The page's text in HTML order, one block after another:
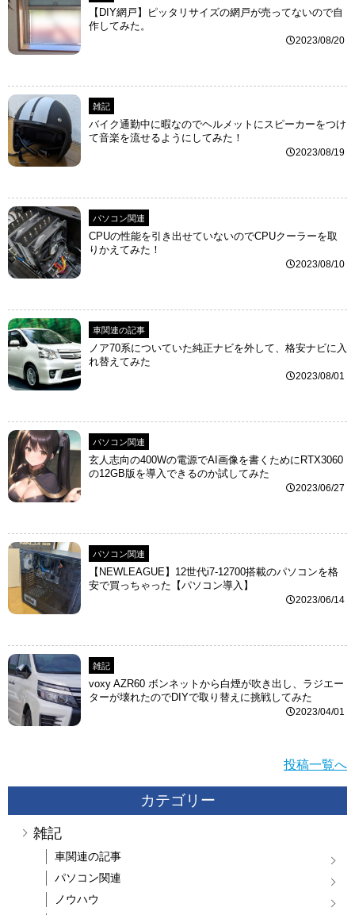
【DIY網戸】ピッタリサイズの網戸が売ってないので自
作してみた。
2023/08/20
雑記
バイク通勤中に暇なのでヘルメットにスピーカーをつけ
て音楽を流せるようにしてみた！
2023/08/19
パソコン関連
CPUの性能を引き出せていないのでCPUクーラーを取
りかえてみた！
2023/08/10
車関連の記事
ノア70系についていた純正ナビを外して、格安ナビに入
れ替えてみた
2023/08/01
パソコン関連
玄人志向の400Wの電源でAI画像を書くためにRTX3060
の12GB版を導入できるのか試してみた
2023/06/27
パソコン関連
【NEWLEAGUE】12世代i7-12700搭載のパソコンを格
安で買っちゃった【パソコン導入】
2023/06/14
雑記
voxy AZR60 ボンネットから白煙が吹き出し、ラジエー
ターが壊れたのでDIYで取り替えに挑戦してみた
2023/04/01
投稿一覧へ
カテゴリー
雑記
車関連の記事
パソコン関連
ノウハウ